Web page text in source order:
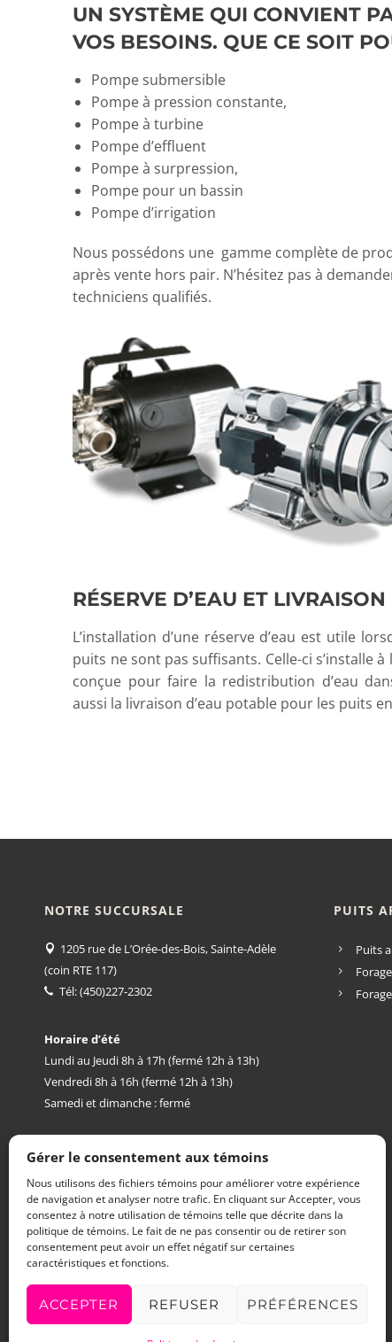
Gérer le consentement aux témoins
Nous utilisons des fichiers témoins pour améliorer votre expérience
de navigation et analyser notre trafic. En cliquant sur Accepter, vous
consentez à notre utilisation de témoins telle que décrite dans la
politique de témoins. Le fait de ne pas consentir ou de retirer son
consentement peut avoir un effet négatif sur certaines
caractéristiques et fonctions.
ACCEPTER REFUSER PRÉFÉRENCES
UN SYSTÈME QUI CONVIENT
VOS BESOINS. QUE CE SOIT
Pompe submersible
Pompe à pression constante,
Pompe à turbine
Pompe d’effluent
Pompe à surpression,
Pompe pour un bassin
Pompe d’irrigation
Nous possédons une gamme complète de
après vente hors pair. N’hésitez pas à
techniciens qualifiés.
RÉSERVE D’EAU ET LIVRAISON
L’installation d’une réserve d’eau est utile
puits ne sont pas suffisants. Celle-ci s’installe
conçue pour faire la redistribution d’eau
aussi la livraison d’eau potable pour les puits
NOTRE SUCCURSALE
1205 rue de L’Orée-des-Bois, Sainte-Adèle
(coin RTE 117)
Tél:(450)227-2302
Horaire d’été
Lundi au Jeudi 8h à 17h (fermé 12h à 13h)
Vendredi 8h à 16h (fermé 12h à 13h)
Samedi et dimanche : fermé
PUITS
Puits